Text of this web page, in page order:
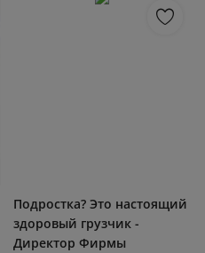
Подростка? Это настоящий
здоровый грузчик -
Директор Фирмы